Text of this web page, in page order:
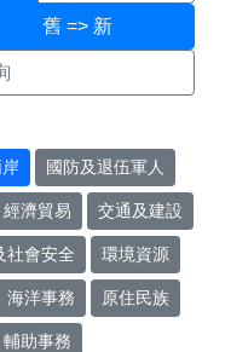
舊 => 新
國防及退伍軍人
經濟貿易 交通及建設
社會安全 環境資源
海洋事務 原住民族
輔助事務